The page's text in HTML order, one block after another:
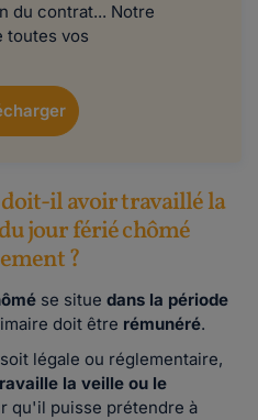
du contrat... Notre
toutes vos
il avoir travaillé la
jour férié chômé
?
se situe dans la période
doit être rémunéré.
légale ou réglementaire,
la veille ou le
qu'il puisse prétendre à